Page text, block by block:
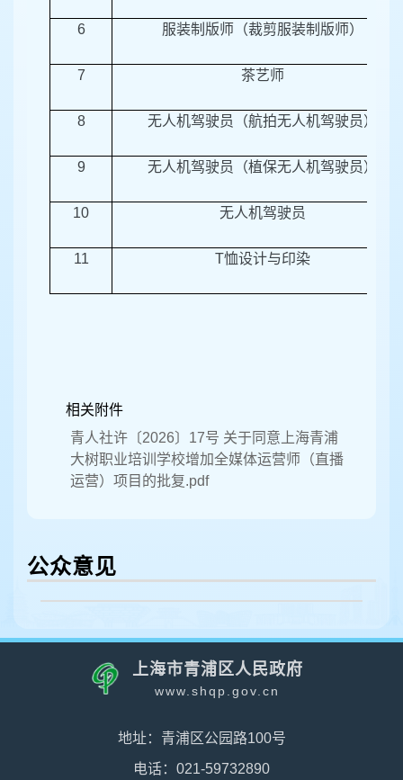
6 服装制版师（裁剪服装制版师）
7 茶艺师
8 无人机驾驶员（航拍无人机驾驶员）
9 无人机驾驶员（植保无人机驾驶员）
10 无人机驾驶员
11 T恤设计与印染
相关附件
青人社许〔2026〕17号 关于同意上海青浦
大树职业培训学校增加全媒体运营师（直播
运营）项目的批复.pdf
公众意见
上海市青浦区人民政府
www.shqp.gov.cn
地址：青浦区公园路100号
电话：021-59732890